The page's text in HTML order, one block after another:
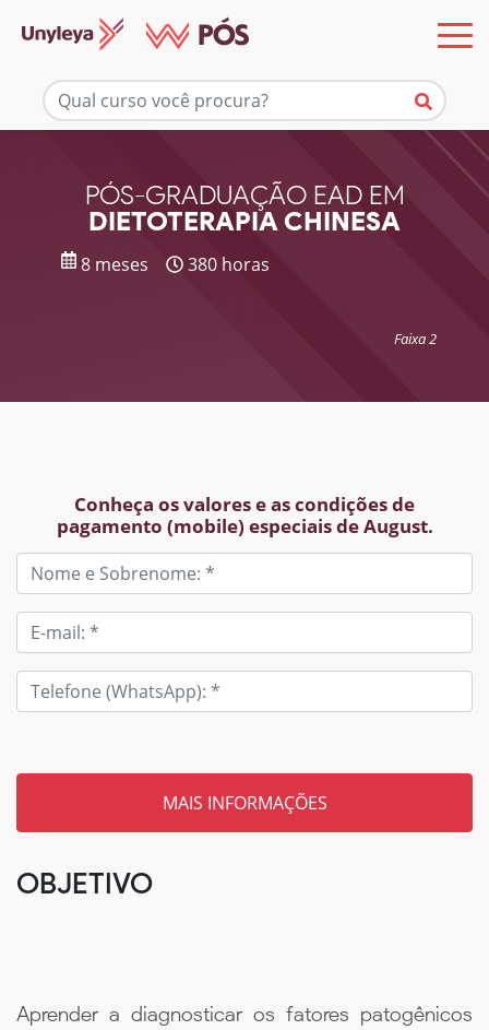
PÓS-GRADUAÇÃO EAD EM
DIETOTERAPIA CHINESA
8 meses 380 horas
Faixa 2
Conheça os valores e as condições de
pagamento (mobile) especiais de August.
Mais informações
OBJETIVO
Aprender a diagnosticar os fatores patogênicos